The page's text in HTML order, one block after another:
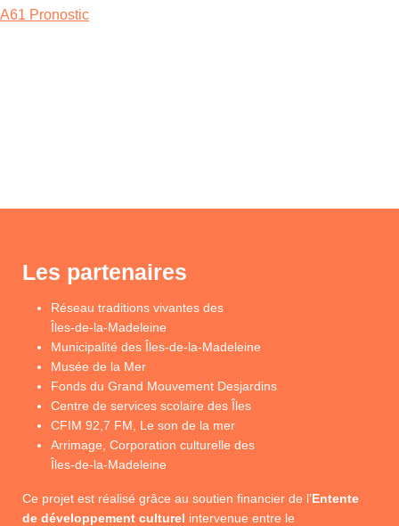
A61 Pronostic
Les partenaires
Réseau traditions vivantes des
Îles-de-la-Madeleine
Municipalité des Îles-de-la-Madeleine
Musée de la Mer
Fonds du Grand Mouvement Desjardins
Centre de services scolaire des Îles
CFIM 92,7 FM, Le son de la mer
Arrimage, Corporation culturelle des
Îles-de-la-Madeleine
Ce projet est réalisé grâce au soutien financier de l’Entente
de développement culturel intervenue entre le